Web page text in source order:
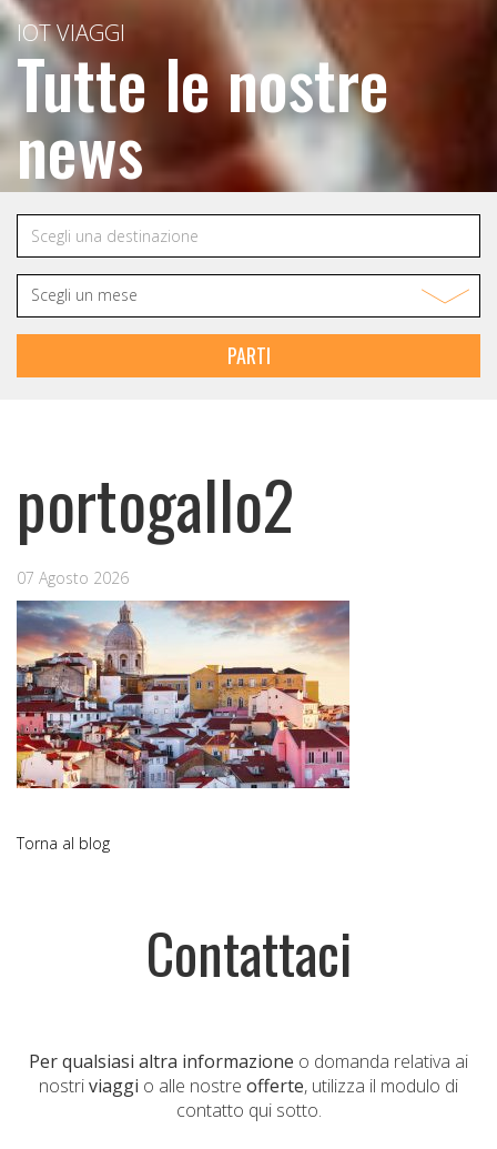
IOT VIAGGI
Tutte le nostre
news
PARTI
portogallo2
07 Agosto 2026
Torna al blog
Contattaci
Per qualsiasi altra informazione o domanda relativa ai
nostriviaggi o alle nostre offerte, utilizza il modulo di
contatto qui sotto.